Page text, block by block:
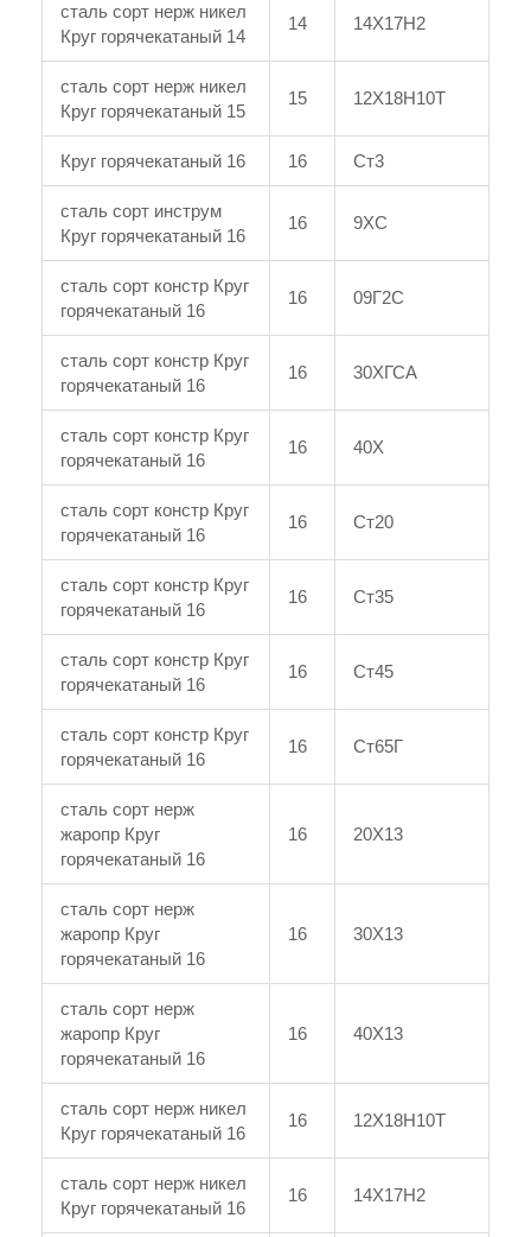
сталь сорт нерж никел
Круг горячекатаный 14
14 14Х17Н2
сталь сорт нерж никел
Круг горячекатаный 15
15 12Х18Н10Т
Круг горячекатаный 16 16 Ст3
сталь сорт инструм
Круг горячекатаный 16
16 9ХС
сталь сорт констр Круг
горячекатаный 16
16 09Г2С
сталь сорт констр Круг
горячекатаный 16
16 30ХГСА
сталь сорт констр Круг
горячекатаный 16
16 40Х
сталь сорт констр Круг
горячекатаный 16
16 Ст20
сталь сорт констр Круг
горячекатаный 16
16 Ст35
сталь сорт констр Круг
горячекатаный 16
16 Ст45
сталь сорт констр Круг
горячекатаный 16
16 Ст65Г
сталь сорт нерж
жаропр Круг
горячекатаный 16
16 20Х13
сталь сорт нерж
жаропр Круг
горячекатаный 16
16 30Х13
сталь сорт нерж
жаропр Круг
горячекатаный 16
16 40Х13
сталь сорт нерж никел
Круг горячекатаный 16
16 12Х18Н10Т
сталь сорт нерж никел
Круг горячекатаный 16
16 14Х17Н2